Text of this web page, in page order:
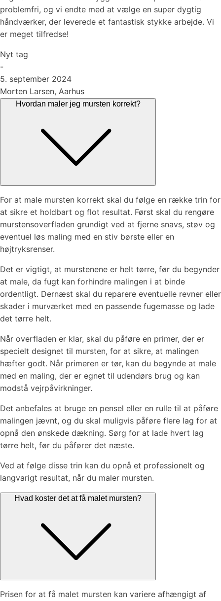
problemfri, og vi endte med at vælge en super dygtig
håndværker, der leverede et fantastisk stykke arbejde. Vi
er meget tilfredse!
Nyt tag
-
5. september 2024
Morten Larsen, Aarhus
Hvordan maler jeg mursten korrekt?
For at male mursten korrekt skal du følge en række trin for
at sikre et holdbart og flot resultat. Først skal du rengøre
murstensoverfladen grundigt ved at fjerne snavs, støv og
eventuel løs maling med en stiv børste eller en
højtryksrenser.
Det er vigtigt, at murstenene er helt tørre, før du begynder
at male, da fugt kan forhindre malingen i at binde
ordentligt. Dernæst skal du reparere eventuelle revner eller
skader i murværket med en passende fugemasse og lade
det tørre helt.
Når overfladen er klar, skal du påføre en primer, der er
specielt designet til mursten, for at sikre, at malingen
hæfter godt. Når primeren er tør, kan du begynde at male
med en maling, der er egnet til udendørs brug og kan
modstå vejrpåvirkninger.
Det anbefales at bruge en pensel eller en rulle til at påføre
malingen jævnt, og du skal muligvis påføre flere lag for at
opnå den ønskede dækning. Sørg for at lade hvert lag
tørre helt, før du påfører det næste.
Ved at følge disse trin kan du opnå et professionelt og
langvarigt resultat, når du maler mursten.
Hvad koster det at få malet mursten?
Prisen for at få malet mursten kan variere afhængigt af